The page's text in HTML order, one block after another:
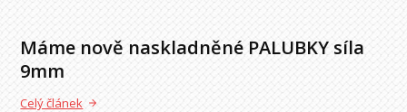
Máme nově naskladněné PALUBKY síla
9mm
Celý článek